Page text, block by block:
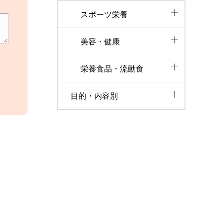
スポーツ栄養
美容・健康
栄養食品・流動食
目的・内容別